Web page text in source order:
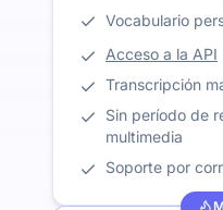
Vocabulario
Acceso a la API
Transcripción
Sin período de
multimedia
Soporte por